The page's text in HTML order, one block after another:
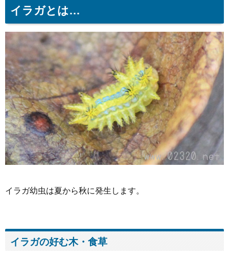
イラガとは…
イラガ幼虫は夏から秋に発生します。
イラガの好む木・食草